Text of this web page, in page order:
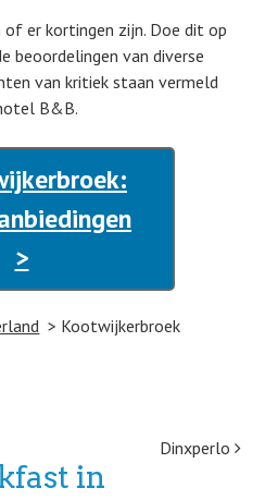
er kortingen zijn. Doe dit op
beoordelingen van diverse
van kritiek staan vermeld
B&B.
>
Kootwijkerbroek
Dinxperlo
in